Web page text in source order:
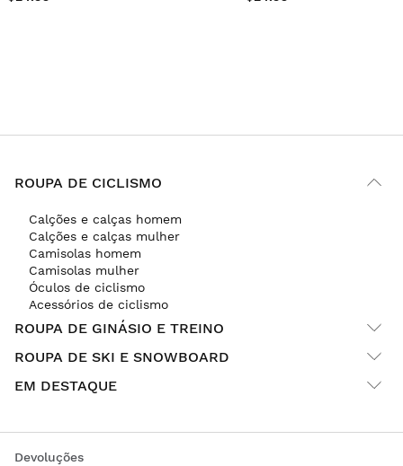
ROUPA DE CICLISMO
Calções e calças homem
Calções e calças mulher
Camisolas homem
Camisolas mulher
Óculos de ciclismo
Acessórios de ciclismo
ROUPA DE GINÁSIO E TREINO
ROUPA DE SKI E SNOWBOARD
EM DESTAQUE
Devoluções